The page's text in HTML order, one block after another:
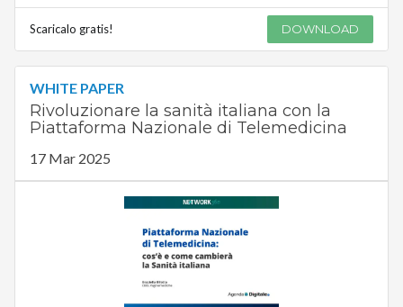
Scaricalo gratis! DOWNLOAD
WHITE PAPER
Rivoluzionare la sanità italiana con la
Piattaforma Nazionale di Telemedicina
17 Mar 2025